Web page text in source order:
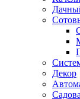
Декор